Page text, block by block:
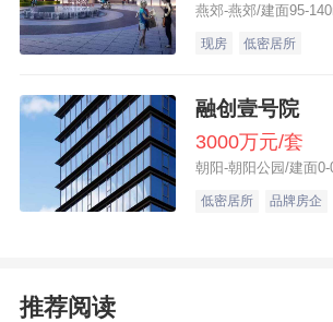
燕郊-燕郊/建面95-
现房 低密居所
融创壹号院
3000万元/套
朝阳-朝阳公园/建面0-
低密居所 品牌房企
推荐阅读